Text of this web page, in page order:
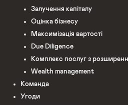
Залучення капіталу
Оцінка бізнесу
Максимізація вартості
Due Diligence
Комплекс послуг з
Wealth management
Команда
Угоди